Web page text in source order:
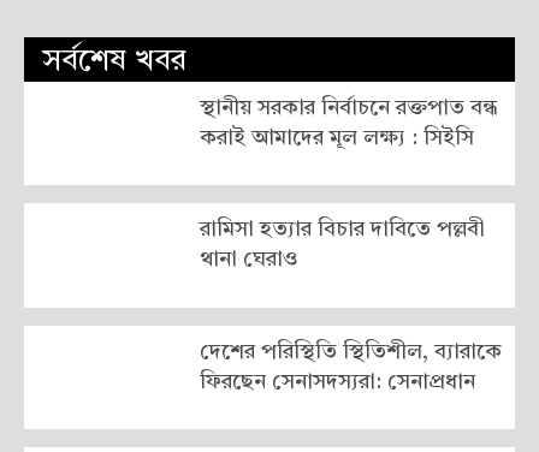
সর্বশেষ খবর
স্থানীয় সরকার নির্বাচনে রক্তপাত বন্ধ
করাই আমাদের মূল লক্ষ্য : সিইসি
রামিসা হত্যার বিচার দাবিতে পল্লবী
থানা ঘেরাও
দেশের পরিস্থিতি স্থিতিশীল, ব্যারাকে
ফিরছেন সেনাসদস্যরা: সেনাপ্রধান